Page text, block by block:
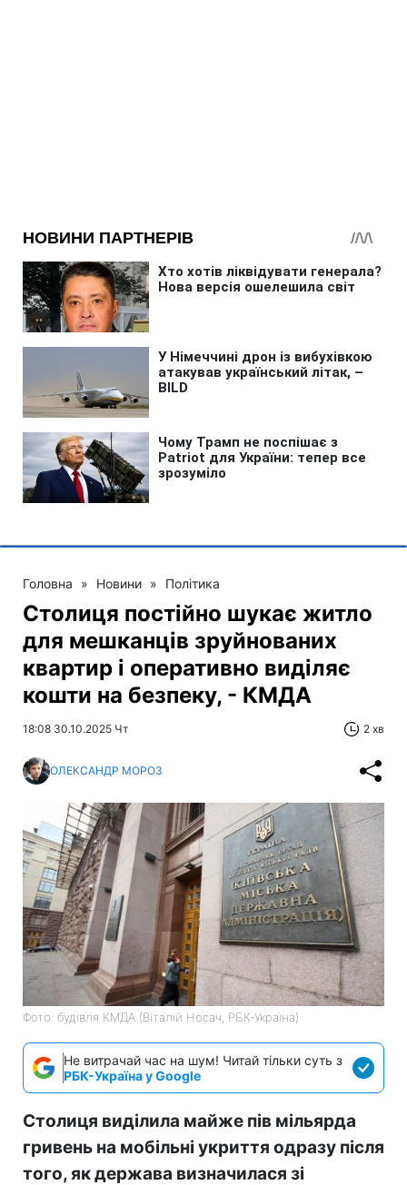
Головна » Новини » Політика
Столиця постійно шукає житло
для мешканців зруйнованих
квартир і оперативно виділяє
кошти на безпеку, - КМДА
18:08 30.10.2025 Чт 2 хв
ОЛЕКСАНДР МОРОЗ
Фото: будівля КМДА (Віталій Носач, РБК-Україна)
Не витрачай час на шум! Читай тільки суть з
РБК-Україна у Google
Столиця виділила майже пів мільярда
гривень на мобільні укриття одразу після
того, як держава визначилася зі